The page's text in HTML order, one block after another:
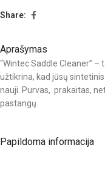
Share:
Aprašymas
“Wintec Saddle Cleaner”
užtikrina, kad jūsų
nauji. Purvas, prakaitas,
pastangų.
Papildoma informacija